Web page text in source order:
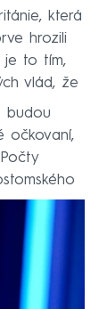
která
hrozili
je to tím,
vlád, že
budou
očkovaní,